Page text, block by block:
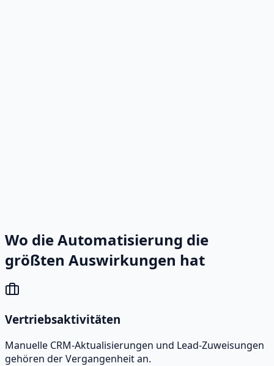
Wo die Automatisierung die
größten Auswirkungen hat
Vertriebsaktivitäten
Manuelle CRM-Aktualisierungen und Lead-Zuweisungen
gehören der Vergangenheit an.